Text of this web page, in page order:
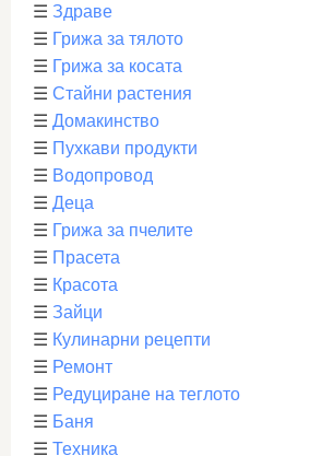
☰ Здраве
☰ Грижа за тялото
☰ Грижа за косата
☰ Стайни растения
☰ Домакинство
☰ Пухкави продукти
☰ Водопровод
☰ Деца
☰ Грижа за пчелите
☰ Прасета
☰ Красота
☰ Зайци
☰ Кулинарни рецепти
☰ Ремонт
☰ Редуциране на теглото
☰ Баня
☰ Техника